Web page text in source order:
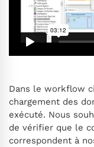
Dans le workflow
chargement des
exécuté. Nous
de vérifier que le
correspondent à